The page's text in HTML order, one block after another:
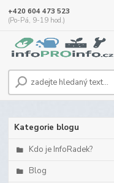
+420 604 473 523
(Po-Pá, 9-19 hod.)
Kategorie blogu
Kdo je InfoRadek?
Blog